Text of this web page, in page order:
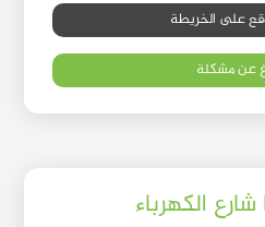
على الخريطة
عن مشكلة
شارع الكهرباء